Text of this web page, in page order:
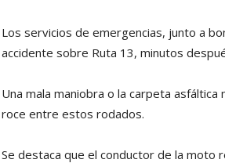
Los servicios de emergencias, junto a
accidente sobre Ruta 13, minutos
Una mala maniobra o la carpeta
roce entre estos rodados.
Se destaca que el conductor de la moto